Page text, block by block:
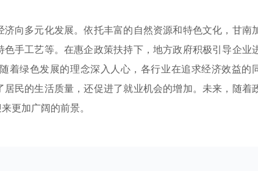
济向多元化发展。依托丰富的自然资源和特色文化，甘南
手工艺等。在惠企政策扶持下，地方政府积极引导企业
着绿色发展的理念深入人心，各行业在追求经济效益的
民的生活质量，还促进了就业机会的增加。未来，随着
更加广阔的前景。